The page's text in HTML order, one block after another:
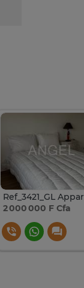
2 000 000 F Cfa